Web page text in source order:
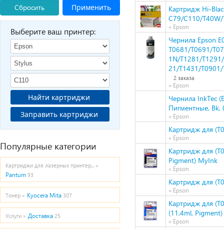
Сбросить
Применить
Выберите ваш принтер:
Найти картриджи
Заправить картриджи
Популярные категории
Картриджи для лазерных принтер... »
Pantum 93
Тонер » Kyocera Mita 307
Услуги » Доставка 25
Картридж Hi-
C79/C110/
» Epson
Чернила Epson
T0681/T0691/
1N/T1281/
21/T1431/
2 заказа
» Epson
Чернила InkTec
Пигментные, Bk,
» Epson
Картридж для
» Epson
Картридж для
Pigment) MyInk
» Epson
Картридж для
» Epson
Картридж для
(11,4ml,
» Epson